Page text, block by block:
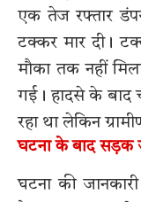
एक तेज रफ्तार
टक्कर मार दी।
मौका तक नहीं
गई। हादसे के बाद
रहा था लेकिन
घटना के बाद सड़क
घटना की